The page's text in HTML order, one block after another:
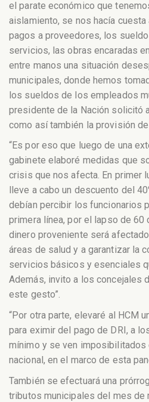
el parate económico que
aislamiento, se nos hacía
pagos a proveedores, los
servicios, las obras encaradas
entre manos una situación
municipales, donde hemos
los sueldos de los empleados
presidente de la Nación solicitó
como así también la provisión
“Es por eso que luego de una
gabinete elaboré medidas que
crisis que nos afecta. En primer
lleve a cabo un descuento del
debían percibir los funcionarios
primera línea, por el lapso de 60
dinero proveniente será
áreas de salud y a garantizar la
servicios básicos y esenciales
Además, invito a los concejales
este gesto”.
“Por otra parte, elevaré al HCM
para eximir del pago de DRI, a
mínimo y se ven imposibilitados
nacional, en el marco de esta
También se efectuará una
tributos municipales del mes de